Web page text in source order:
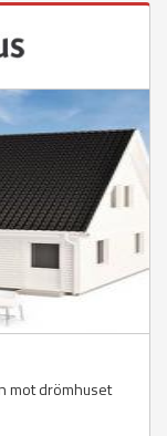
mot drömhuset